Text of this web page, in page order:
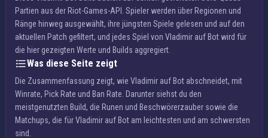
Partien aus der Riot-Games-API. Spieler werden über Regionen und
Ränge hinweg ausgewählt, ihre jüngsten Spiele gelesen und auf den
aktuellen Patch gefiltert, und jedes Spiel von Vladimir auf Bot wird für
die hier gezeigten Werte und Builds aggregiert.
Was diese Seite zeigt
Die Zusammenfassung zeigt, wie Vladimir auf Bot abschneidet, mit
Winrate, Pick Rate und Ban Rate. Darunter siehst du den
meistgenutzten Build, die Runen und Beschwörerzauber sowie die
Matchups, die für Vladimir auf Bot am leichtesten und am schwersten
sind.